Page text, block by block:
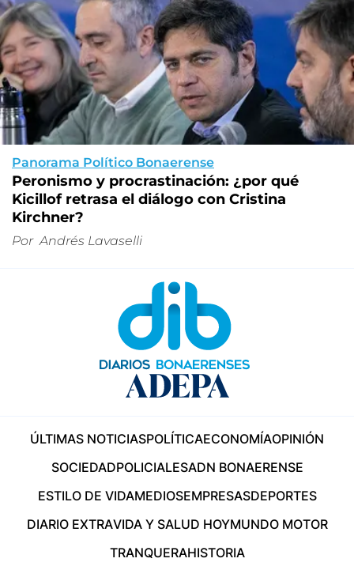
Panorama Político Bonaerense
Peronismo y procrastinación: ¿por qué
Kicillof retrasa el diálogo con Cristina
Kirchner?
Por Andrés Lavaselli
ÚLTIMAS NOTICIASPOLÍTICAECONOMÍAOPINIÓN
SOCIEDADPOLICIALESADN BONAERENSE
ESTILO DE VIDAMEDIOSEMPRESASDEPORTES
DIARIO EXTRAVIDA Y SALUD HOYMUNDO MOTOR
TRANQUERAHISTORIA